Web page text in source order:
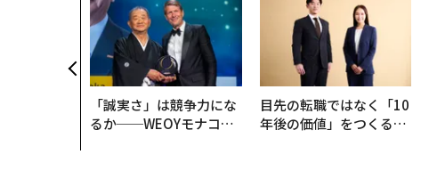
「誠実さ」は競争力にな
るか──WEOYモナコで
目先の転職ではなく「10
年後の価値」をつくる─